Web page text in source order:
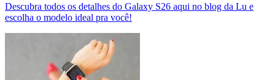
Descubra todos os detalhes do Galaxy S26 aqui no blog da Lu e
escolha o modelo ideal pra você!